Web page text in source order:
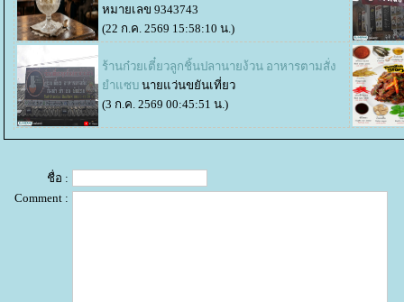
หมายเลข 9343743
(22 ก.ค. 2569 15:58:10 น.)
ร้านก๋วยเตี๋ยวลูกชิ้นปลานายง้วน อาหารตามสั่ง
ำแซบ นายแว่นขยันเที่ยว
(3 ก.ค. 2569 00:45:51 น.)
ชื่อ :
Comment :